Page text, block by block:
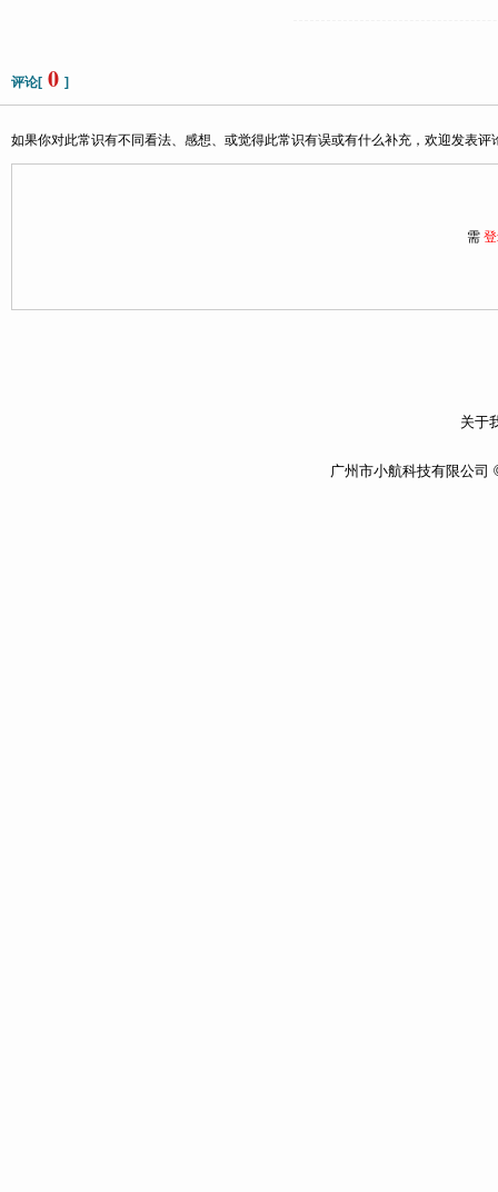
评论[ 0 ]
如果你对此常识有不同看法、感想、或觉得此常识有误或有什么补充，欢迎发表评
需
关于
广州市小航科技有限公